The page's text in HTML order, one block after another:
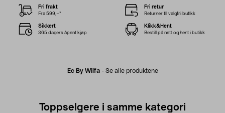
Ec By Wilfa- Se alle produktene
Fri frakt
Fra 599,–*
Fri retur
Returner til valgfri butikk
Sikkert
365 dagers åpent kjøp
Klikk&Hent
Bestill på nett og hent i butikk
Toppselgere i samme kategori